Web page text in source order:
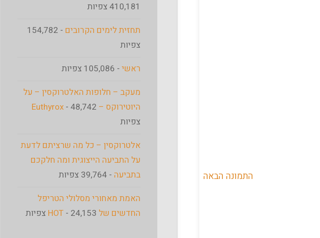
התמונה הבאה
410,181 צפיות
תחזית לימים הקרובים
- 154,782
צפיות
ראשי - 105,086 צפיות
מעקב – חלופות האלטרוקסין – על
היוטירוקס – Euthyrox - 48,742
צפיות
אלטרוקסין – כל מה שרציתם לדעת
על התביעה הייצוגית ומה חלקכם
בתביעה - 39,764 צפיות
האמת מאחורי מסלולי הטריפל
החדשים של HOT - 24,153 צפיות